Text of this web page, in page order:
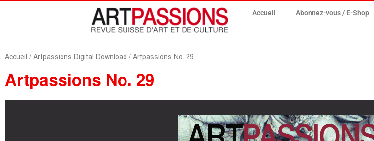
Accueil Abonnez-vous / E-Shop
Accueil / Artpassions Digital Download / Artpassions No. 29
Artpassions No. 29